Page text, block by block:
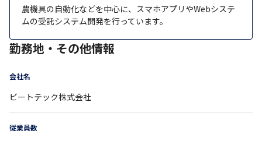
農機具の自動化などを中心に、スマホアプリやWebシステ
ムの受託システム開発を行っています。
勤務地・その他情報
会社名
ビートテック株式会社
従業員数